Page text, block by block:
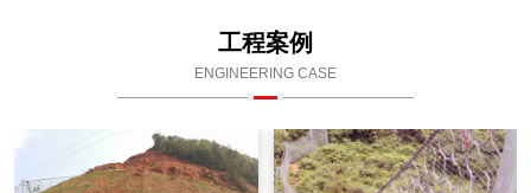
工程案例
ENGINEERING CASE